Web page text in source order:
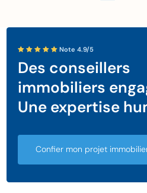
Note 4.9/5
Des conseillers
immobiliers
Une expertise
Confier mon projet